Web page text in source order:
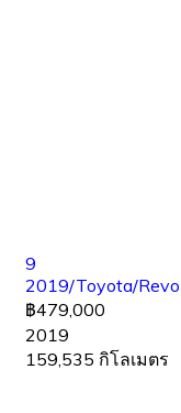
9
2019/Toyota/Revo
฿479,000
2019
159,535 กิโลเมตร